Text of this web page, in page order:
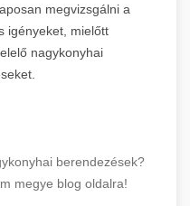
megvizsgálni a
igényeket, mielőtt
nagykonyhai
berendezések?
megye blog oldalra!